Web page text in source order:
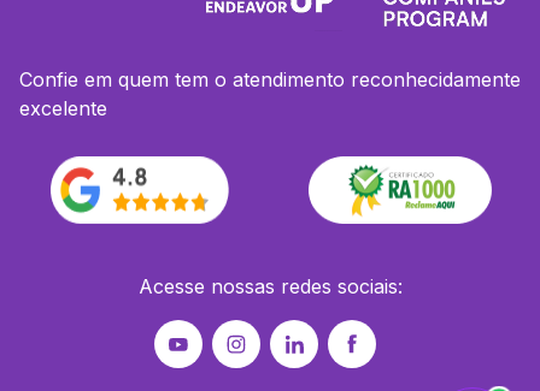
Confie em quem tem o atendimento reconhecidamente
excelente
Acesse nossas redes sociais: